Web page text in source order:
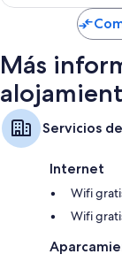
Más
Servicios
Internet
Wifi
Wifi